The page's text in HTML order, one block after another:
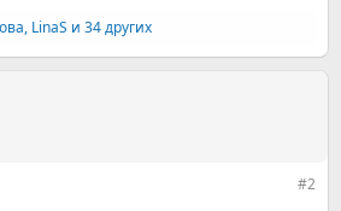
, LinaS и 34 других
#2